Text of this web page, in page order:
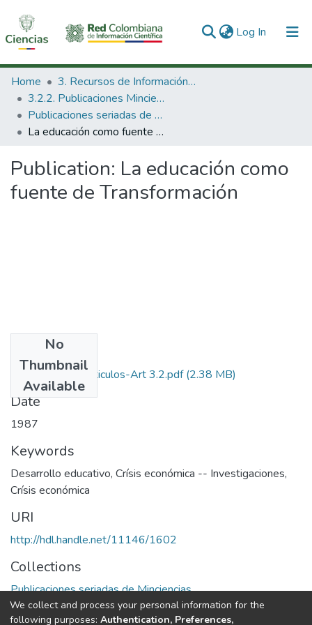
Log In (current)
Communities & Collections
All of DSpace
Statistics
Home
3. Recursos de Información Científica y Tecnológica
3.2.2. Publicaciones Minciencias
Publicaciones seriadas de Minciencias
La educación como fuente de Transformación
Publication: La educación como
fuente de Transformación
No
Thumbnail
Available
1987-V5-N3-Articulos-Art 3.2.pdf(2.38 MB)
Date
1987
Keywords
Desarrollo educativo, Crísis económica -- Investigaciones,
Crísis económica
URI
http://hdl.handle.net/11146/1602
Collections
Publicaciones seriadas de Minciencias
Full item page
We collect and process your personal information for the
following purposes: Authentication, Preferences,